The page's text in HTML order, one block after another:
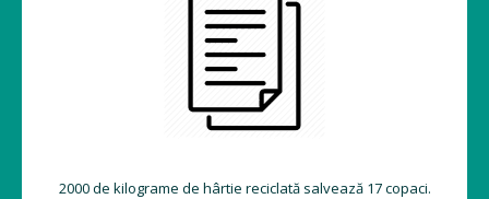
2000 de kilograme de hârtie reciclată salvează 17 copaci.